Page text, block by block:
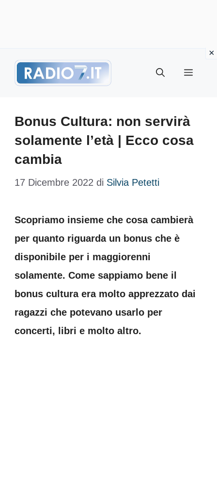
Menu
Bonus Cultura: non servirà
solamente l’età | Ecco cosa
cambia
17 Dicembre 2022 di Silvia Petetti
Scopriamo insieme che cosa cambierà
per quanto riguarda un bonus che è
disponibile per i maggiorenni
solamente. Come sappiamo bene il
bonus cultura era molto apprezzato dai
ragazzi che potevano usarlo per
concerti, libri e molto altro.